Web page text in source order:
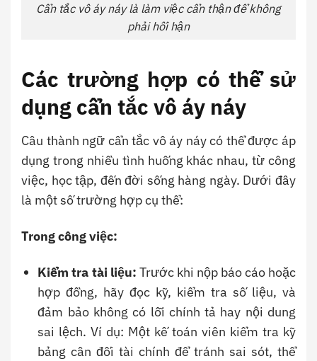
Cẩn tắc vô áy náy là làm việc cẩn thận để không
phải hối hận
Các trường hợp có thể sử
dụng cẩn tắc vô áy náy
Câu thành ngữ cẩn tắc vô áy náy có thể được áp
dụng trong nhiều tình huống khác nhau, từ công
việc, học tập, đến đời sống hàng ngày. Dưới đây
là một số trường hợp cụ thể:
Trong công việc:
Kiểm tra tài liệu: Trước khi nộp báo cáo hoặc
hợp đồng, hãy đọc kỹ, kiểm tra số liệu, và
đảm bảo không có lỗi chính tả hay nội dung
sai lệch. Ví dụ: Một kế toán viên kiểm tra kỹ
bảng cân đối tài chính để tránh sai sót, thể